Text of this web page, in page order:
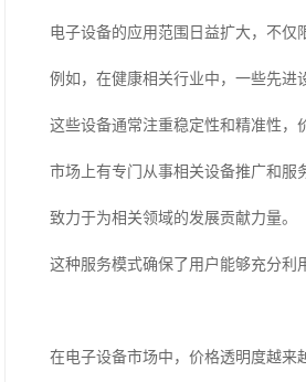
电子设备的应用范围日益扩大，不仅
例如，在健康相关行业中，一些先进
这些设备通常注重稳定性和精准性，
市场上有专门从事相关设备推广和服
致力于为相关领域的发展贡献力量。
这种服务模式确保了用户能够充分利
在电子设备市场中，价格透明度越来